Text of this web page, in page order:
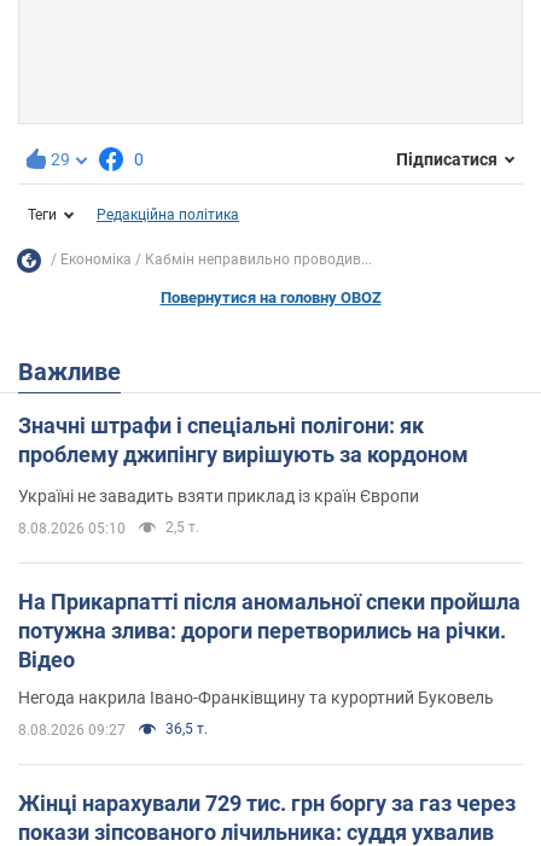
29 0 Підписатися
Теги Редакційна політика
Економіка Кабмін неправильно проводив...
Повернутися на головну OBOZ
Важливе
Значні штрафи і спеціальні полігони: як
проблему джипінгу вирішують за кордоном
Україні не завадить взяти приклад із країн Європи
8.08.2026 05:10 2,5 т.
На Прикарпатті після аномальної спеки пройшла
потужна злива: дороги перетворились на річки.
Відео
Негода накрила Івано-Франківщину та курортний Буковель
8.08.2026 09:27 36,5 т.
Жінці нарахували 729 тис. грн боргу за газ через
покази зіпсованого лічильника: суддя ухвалив